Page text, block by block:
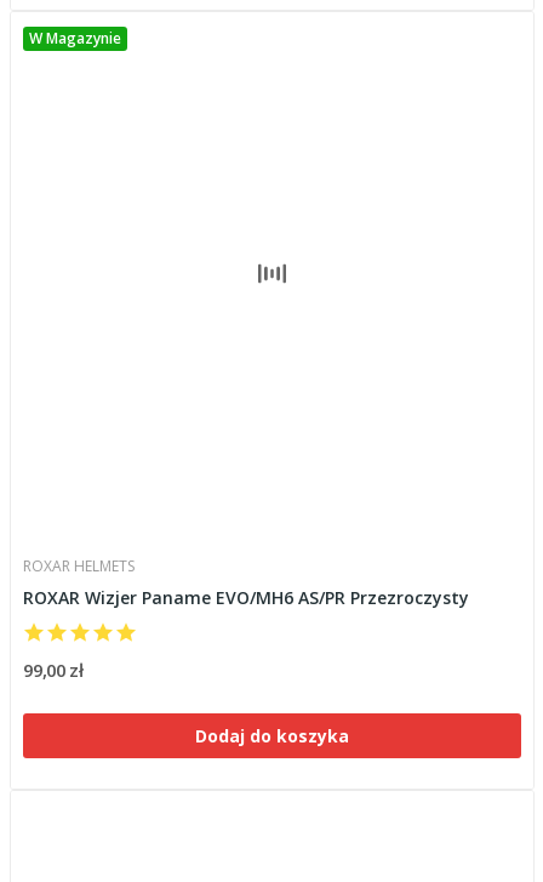
W Magazynie
ROXAR HELMETS
ROXAR Wizjer Paname EVO/MH6 AS/PR Przezroczysty
99,00 zł
Dodaj do koszyka